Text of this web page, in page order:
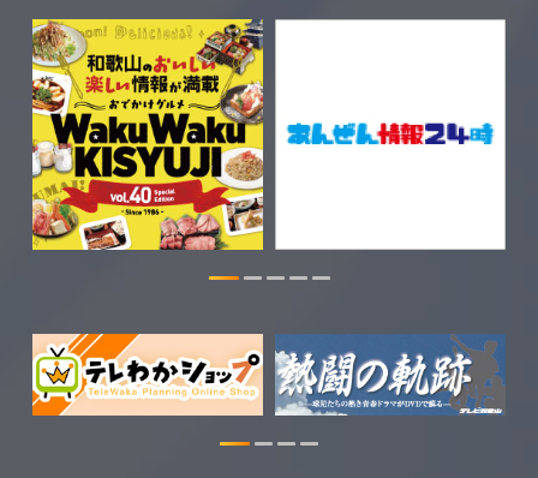
WTV NEWS6【WAKAYAMA SDGs】の
情報を更新しました。
特別番組【8月】の情報を更新しました。
2026.07.24
WTV NEWS6【ここ押し！】の情報を更